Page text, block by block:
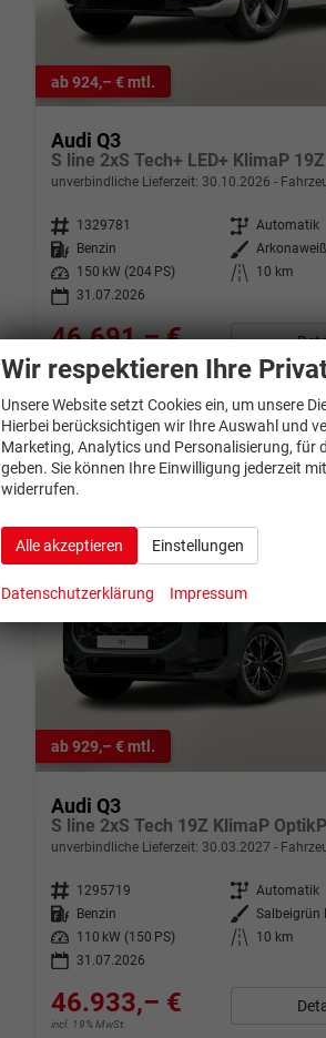
ab 924,– € mtl.
Audi Q3
unverbindliche Lieferzeit: 30.10.2026 Fahrzeug
Fahrzeugnr. 1329781 Getriebe Automatik
Kraftstoff
Benzin Außenfarbe Arkonaweiß
Leistung
150 kW (204 PS) Kilometerstand
10 km
31.07.2026
46.691,– €
incl. 19% MwSt.
Verbrauch kombiniert: 8,00 l/100km
CO2-Klasse:G
CO2-Emissionen:181,00 g/km
ab 929,– € mtl.
Audi Q3
unverbindliche Lieferzeit: 30.03.2027 Fahrzeug
Fahrzeugnr. 1295719 Getriebe Automatik
Kraftstoff
Benzin Außenfarbe Salbeigrün
Leistung
110 kW (150 PS) Kilometerstand
10 km
31.07.2026
46.933,– €
incl. 19% MwSt.
Wir respektieren Ihre
Unsere Website setzt Cookies ein, um unsere
Hierbei berücksichtigen wir Ihre Auswahl und
Marketing, Analytics und Personalisierung, für
geben. Sie können Ihre Einwilligung jederzeit
widerrufen.
Alle akzeptieren Einstellungen
Datenschutzerklärung Impressum